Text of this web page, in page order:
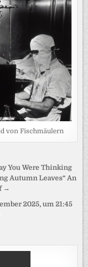
von Fischmäulern
You Were Thinking
Autumn Leaves“ An
→
2025, um 21:45